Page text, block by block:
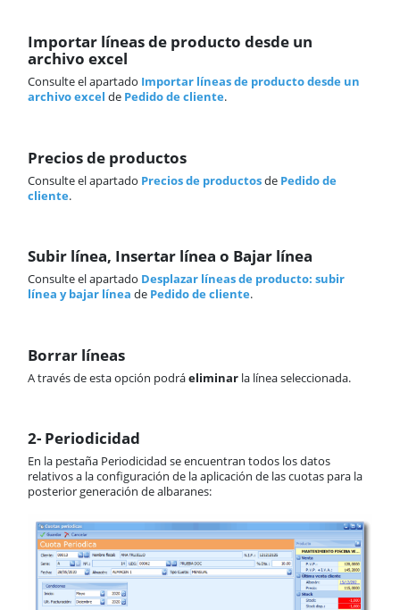
Importar líneas de producto desde un
archivo excel
Consulte el apartado Importar líneas de producto desde un
archivo excel de Pedido de cliente.
Precios de productos
Consulte el apartado Precios de productosde Pedido de
cliente.
Subir línea, Insertar línea o Bajar línea
Consulte el apartado Desplazar líneas de producto: subir
línea y bajar línea de Pedido de cliente.
Borrar líneas
A través de esta opción podráeliminar la línea seleccionada.
2- Periodicidad
En la pestaña Periodicidad se encuentran todos los datos
relativos a la configuración de la aplicación de las cuotas para la
posterior generación de albaranes: